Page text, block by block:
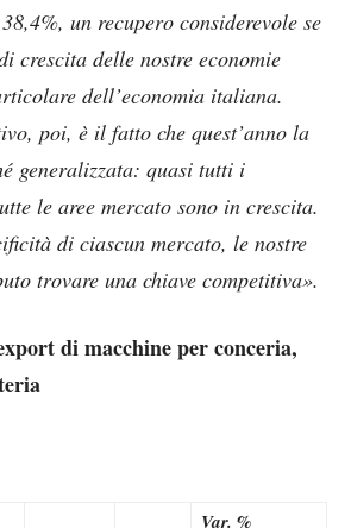
un recupero considerevole se
crescita delle nostre economie
dell’economia italiana.
poi, è il fatto che quest’anno la
generalizzata: quasi tutti i
le aree mercato sono in crescita.
di ciascun mercato, le nostre
trovare una chiave competitiva».
di macchine per conceria,
Var. %